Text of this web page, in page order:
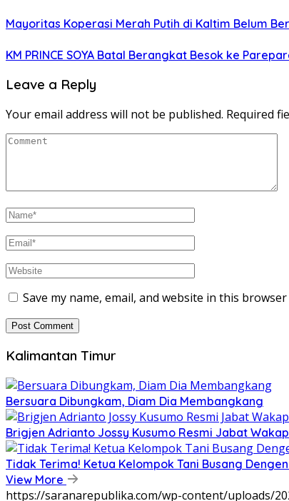
Mayoritas Koperasi Merah Putih di Kaltim Belum
KM PRINCE SOYA Batal Berangkat Besok ke
Leave a Reply
Your email address will not be published. Required
Save my name, email, and website in this
Kalimantan Timur
Bersuara Dibungkam, Diam Dia Membangkang
Brigjen Adrianto Jossy Kusumo Resmi Jabat
Tidak Terima! Ketua Kelompok Tani Busang
View More
https://saranarepublika.com/wp-content/uploads/